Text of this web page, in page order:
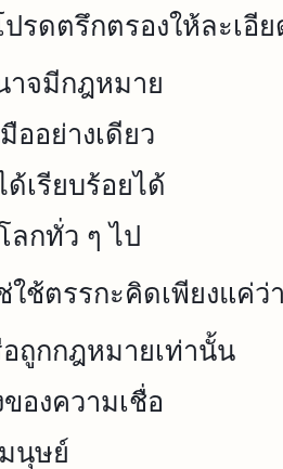
รดตรึกตรองให้ละเอี
าจมีกฎหมาย
ออย่างเดียว
เรียบร้อยได้
ลกทั่ว ๆ ไป
ใช้ตรรกะคิดเพียงแค่ว่
ถูกกฎหมายเท่านั้น
องความเชื่อ
นุษย์